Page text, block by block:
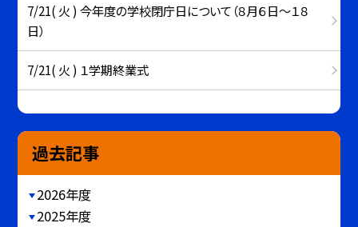
7/21( 火 ) 今年度の学校閉庁日について（８月６日～１８
日）
7/21( 火 ) １学期終業式
過去記事
2026年度
2025年度